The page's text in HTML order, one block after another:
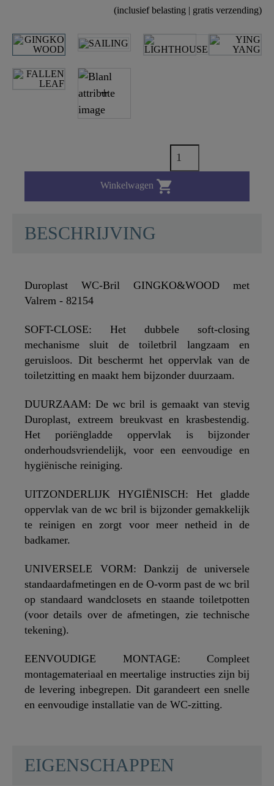
(inclusief belasting | gratis verzending)
Winkelwagen 
BESCHRIJVING
Duroplast WC-Bril GINGKO&WOOD met
Valrem - 82154
SOFT-CLOSE: Het dubbele soft-closing
mechanisme sluit de toiletbril langzaam en
geruisloos. Dit beschermt het oppervlak van de
toiletzitting en maakt hem bijzonder duurzaam.
DUURZAAM: De wc bril is gemaakt van stevig
Duroplast, extreem breukvast en krasbestendig.
Het poriëngladde oppervlak is bijzonder
onderhoudsvriendelijk, voor een eenvoudige en
hygiënische reiniging.
UITZONDERLIJK HYGIËNISCH: Het gladde
oppervlak van de wc bril is bijzonder gemakkelijk
te reinigen en zorgt voor meer netheid in de
badkamer.
UNIVERSELE VORM: Dankzij de universele
standaardafmetingen en de O-vorm past de wc bril
op standaard wandclosets en staande toiletpotten
(voor details over de afmetingen, zie technische
tekening).
EENVOUDIGE MONTAGE: Compleet
montagemateriaal en meertalige instructies zijn bij
de levering inbegrepen. Dit garandeert een snelle
en eenvoudige installatie van de WC-zitting.
EIGENSCHAPPEN